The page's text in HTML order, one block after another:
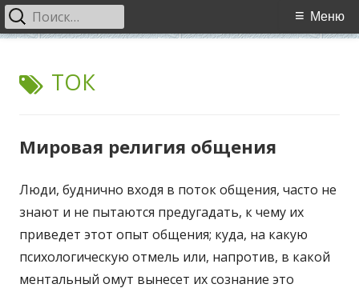
содержимому
Основное
Меню
Найти:
МЕТКА:
ТОК
Мировая религия общения
Люди, буднично входя в поток общения, часто не
знают и не пытаются предугадать, к чему их
приведет этот опыт общения; куда, на какую
психологическую отмель или, напротив, в какой
ментальный омут вынесет их сознание это